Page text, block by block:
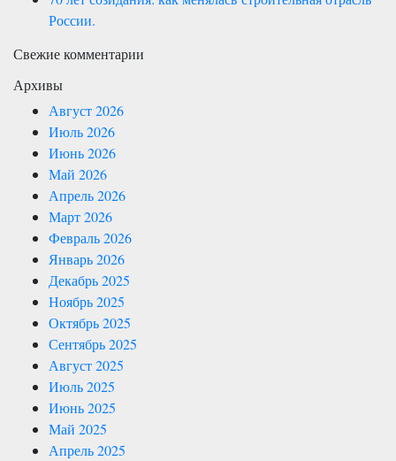
России.
Свежие комментарии
Архивы
Август 2026
Июль 2026
Июнь 2026
Май 2026
Апрель 2026
Март 2026
Февраль 2026
Январь 2026
Декабрь 2025
Ноябрь 2025
Октябрь 2025
Сентябрь 2025
Август 2025
Июль 2025
Июнь 2025
Май 2025
Апрель 2025